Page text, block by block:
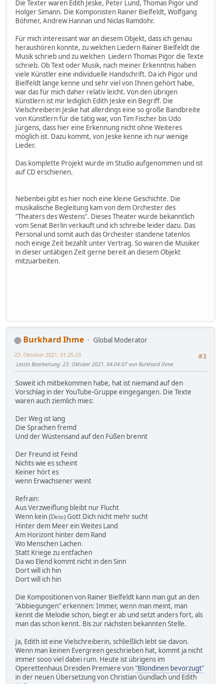
Die Texter waren Edith Jeske, Peter Lund, Thomas Pigor und
Holger Simann. Die Komponisten Rainer Bielfeldt, Wolfgang
Böhmer, Andrew Hannan und Niclas Ramdohr.
Für mich interessant war an diesem Objekt, dass ich genau
heraushören konnte, zu welchen Liedern Rainer Bielfeldt die
Musik schrieb und zu welchen Liedern Thomas Pigor die Texte
schrieb. Ob Text oder Musik, nach meiner Erkenntnis haben
viele Künstler eine individuelle Handschrift. Da ich Pigor und
Bielfeldt lange kenne und sehr viel von Ihnen gehört habe,
war das für mich daher relativ leicht. Von den übrigen
Künstlern ist mir lediglich Edith Jeske ein Begriff. Die
Vielschreiberin Jeske hat allerdings eine so große Bandbreite
von Künstlern für die tätig war, von Tim Fischer bis Udo
Jürgens, dass hier eine Erkennung nicht ohne Weiteres
möglich ist. Dazu kommt, von Jeske kenne ich nur wenige
Lieder.
Das komplette Projekt wurde im Studio aufgenommen und ist
auf CD erschienen.
Nebenbei gibt es hier noch eine kleine Geschichte. Die
musikalische Begleitung kam von dem Orchester des
"Theaters des Westens". Dieses Theater wurde bekanntlich
vom Senat Berlin verkauft und ich schreibe leider dazu. Das
Personal und somit auch das Orchester standene tatenlos
noch einige Zeit bezahlt unter Vertrag. So waren die Musiker
in dieser untätigen Zeit gerne bereit an diesem Objekt
mitzuarbeiten.
Burkhard Ihme
Global Moderator
#3
23. Oktober 2021, 01:25:23
Letzte Bearbeitung: 23. Oktober 2021, 04:04:07 von Burkhard Ihme
Soweit ich mitbekommen habe, hat ist niemand auf den
Vorschlag in der YouTube-Gruppe eingegangen. Die Texte
waren auch ziemlich mies:
Der Weg ist lang
Die Sprachen fremd
Und der Wüstensand auf den Füßen brennt
Der Freund ist Feind
Nichts wie es scheint
Keiner hört es
wenn Erwachsener weint
Refrain:
Aus Verzweiflung bleibt nur Flucht
Wenn kein (Dein) Gott Dich nicht mehr sucht
Hinter dem Meer ein Weites Land
Am Horizont hinter dem Rand
Wo Menschen Lachen
Statt Kriege zu entfachen
Da wo Elend kommt nicht in den Sinn
Dort will ich hin
Dort will ich hin
Die Kompositionen von Rainer Bielfeldt kann man gut an den
"Abbiegungen" erkennen: Immer, wenn man meint, man
kennt die Melodie schon, biegt er ab und setzt anders fort, als
man das schon kennt. Bis zur nächsten bekannten Stelle.
Ja, Edith ist eine Vielschreiberin, schließlich lebt sie davon.
Wenn man keinen Evergreen geschrieben hat, kommt ja nicht
immer sooo viel dabei rum. Heute ist übrigens im
Operettenhaus Dresden Premiere von "Blondinen bevorzugt"
in der neuen Übersetzung von Christian Gundlach und Edith